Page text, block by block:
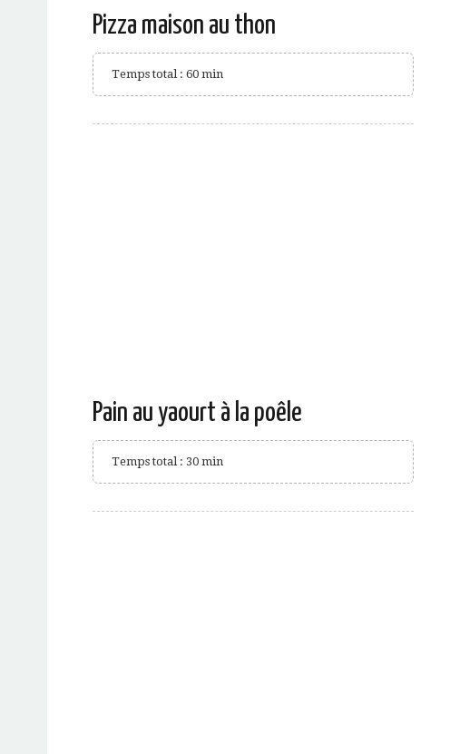
Pizza maison au thon
Temps total : 60 min
Pain au yaourt à la poêle
Temps total : 30 min